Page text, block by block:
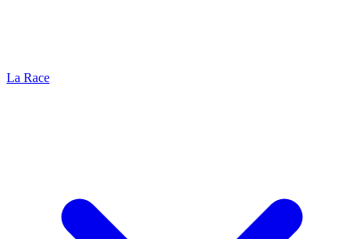
La Race